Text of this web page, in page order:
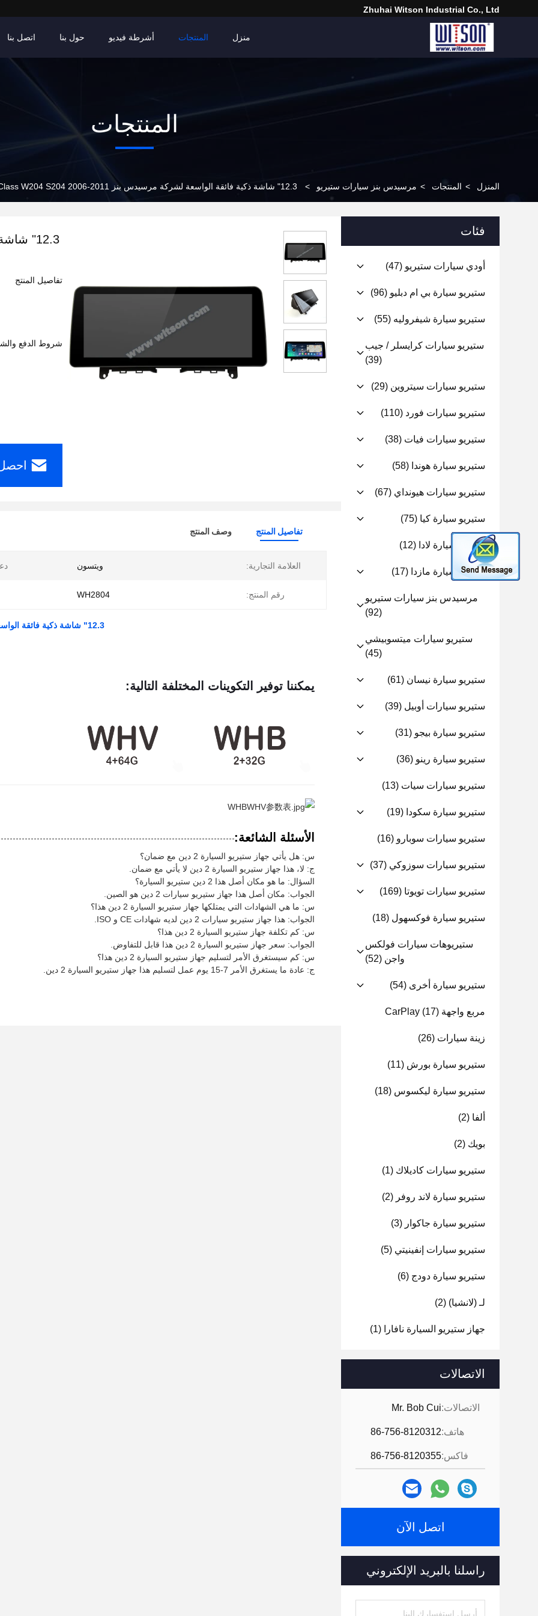
Zhuhai Witson Industrial Co., Ltd
منزل المنتجات أشرطة فيديو حول بنا اتصل بنا
المنتجات
المنزل > المنتجات > مرسيدس بنز سيارات ستيريو > 12.3" شاشة ذكية فائقة الواسعة لشركة مرسيدس بنز C-Class W204 S204 2006-2011
فئات
أودي سيارات ستيريو (47)
ستيريو سيارة بي ام دبليو (96)
ستيريو سيارة شيفروليه (55)
ستيريو سيارات كرايسلر / جيب
(39)
ستيريو سيارات سيتروين (29)
ستيريو سيارات فورد (110)
ستيريو سيارات فيات (38)
ستيريو سيارة هوندا (58)
ستيريو سيارات هيونداي (67)
ستيريو سيارة كيا (75)
ستيريو سيارة لادا (12)
ستيريو سيارة مازدا (17)
مرسيدس بنز سيارات ستيريو
(92)
ستيريو سيارات ميتسوبيشي
(45)
ستيريو سيارة نيسان (61)
ستيريو سيارات أوبيل (39)
ستيريو سيارة بيجو (31)
ستيريو سيارة رينو (36)
ستيريو سيارات سيات (13)
ستيريو سيارة سكودا (19)
ستيريو سيارات سوبارو (16)
ستيريو سيارات سوزوكي (37)
ستيريو سيارات تويوتا (169)
ستيريو سيارة فوكسهول (18)
ستيريوهات سيارات فولكس
واجن (52)
ستيريو سيارة أخرى (54)
مربع واجهة CarPlay (17)
زينة سيارات (26)
ستيريو سيارة بورش (11)
ستيريو سيارة ليكسوس (18)
ألفا (2)
بويك (2)
ستيريو سيارات كاديلاك (1)
ستيريو سيارة لاند روفر (2)
ستيريو سيارة جاكوار (3)
ستيريو سيارات إنفينيتي (5)
ستيريو سيارة دودج (6)
لـ (لانشيا) (2)
جهاز ستيريو السيارة نافارا (1)
الاتصالات
الاتصالات:Mr. Bob Cui
هاتف:86-756-8120312
فاكس:86-756-8120355
اتصل الآن
راسلنا بالبريد الإلكتروني
12.3"
تفاصيل المنتج
شروط الدفع
تفاصيل المنتج وصف المنتج
العلامة التجارية: ويتسون
رقم المنتج: WH2804
12.3" شاشة ذكية فائقة الواسعة لشركة مرسيدس بنز C-Class W204 S204 2006-2011
يمكننا توفير التكوينات المختلفة التالية:
الأسئلة الشائعة:
س: هل يأتي جهاز ستيريو السيارة 2 دين مع ضمان؟
ج: لا، هذا جهاز ستيريو السيارة 2 دين لا يأتي مع ضمان.
السؤال: ما هو مكان أصل هذا 2 دين ستيريو السيارة؟
الجواب: مكان أصل هذا جهاز ستيريو سيارات 2 دين هو الصين.
س: ما هي الشهادات التي يمتلكها جهاز ستيريو السيارة 2 دين هذا؟
الجواب: هذا جهاز ستيريو سيارات 2 دين لديه شهادات CE و ISO.
س: كم تكلفة جهاز ستيريو السيارة 2 دين هذا؟
الجواب: سعر جهاز ستيريو السيارة 2 دين هذا قابل للتفاوض.
س: كم سيستغرق الأمر لتسليم جهاز ستيريو السيارة 2 دين هذا؟
ج: عادة ما يستغرق الأمر 7-15 يوم عمل لتسليم هذا جهاز ستيريو السيارة 2 دين.